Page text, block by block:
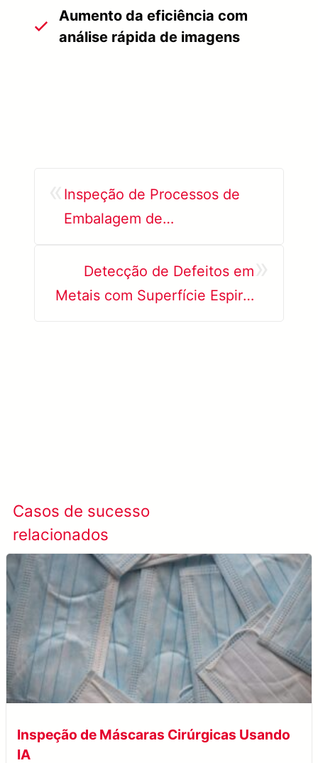
Aumento da eficiência com
análise rápida de imagens
Inspeção de Processos de
Embalagem de
Detecção de Defeitos em
Metais com Superfície Espiral
Casos de sucesso
relacionados
Inspeção de Máscaras Cirúrgicas Usando
IA